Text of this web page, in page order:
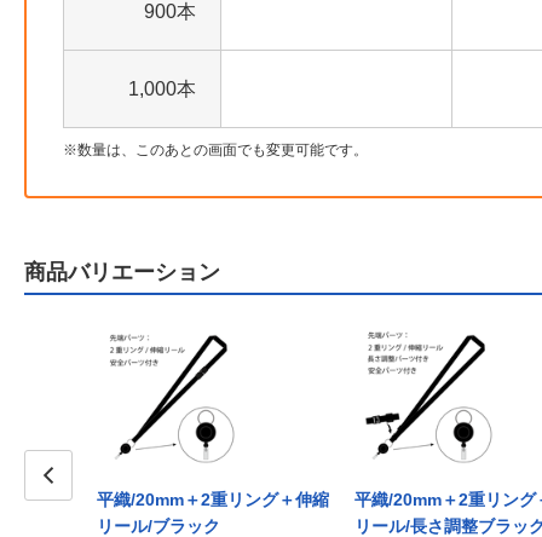
900本
1,000本
数量は、このあとの画面でも変更可能です。
商品バリエーション
平織/20mm＋2重リング＋伸縮
リール/ブラック
平織/20mm＋2重リング
リール/長さ調整ブラッ